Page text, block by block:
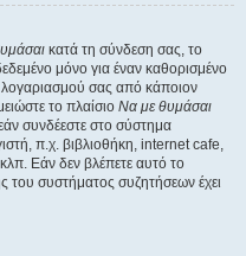
κατά τη σύνδεση σας, το
μόνο για έναν καθορισμένο
σας από κάποιον
το πλαίσιο Να με θυμάσαι
συνδέεστε στο σύστημα
π.χ. βιβλιοθήκη, internet cafe,
Εάν δεν βλέπετε αυτό το
του συστήματος συζητήσεων έχει